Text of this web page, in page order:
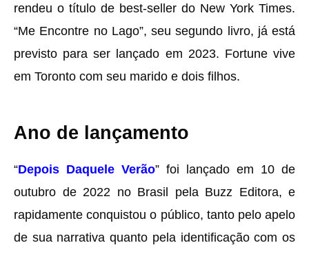
rendeu o título de best-seller do New York Times.
“Me Encontre no Lago”, seu segundo livro, já está
previsto para ser lançado em 2023. Fortune vive
em Toronto com seu marido e dois filhos.
Ano de lançamento
“Depois Daquele Verão” foi lançado em 10 de
outubro de 2022 no Brasil pela Buzz Editora, e
rapidamente conquistou o público, tanto pelo apelo
de sua narrativa quanto pela identificação com os